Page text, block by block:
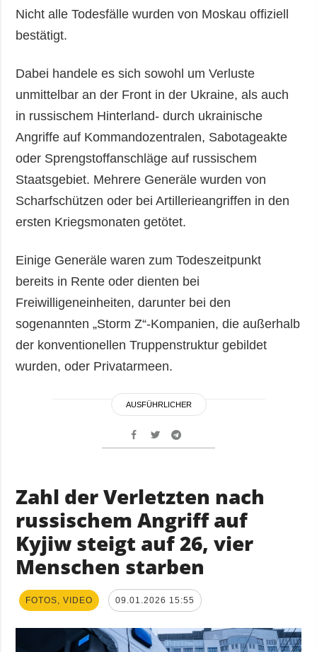
Nicht alle Todesfälle wurden von Moskau offiziell
bestätigt.
Dabei handele es sich sowohl um Verluste
unmittelbar an der Front in der Ukraine, als auch
in russischem Hinterland- durch ukrainische
Angriffe auf Kommandozentralen, Sabotageakte
oder Sprengstoffanschläge auf russischem
Staatsgebiet. Mehrere Generäle wurden von
Scharfschützen oder bei Artillerieangriffen in den
ersten Kriegsmonaten getötet.
Einige Generäle waren zum Todeszeitpunkt
bereits in Rente oder dienten bei
Freiwilligeneinheiten, darunter bei den
sogenannten „Storm Z“-Kompanien, die außerhalb
der konventionellen Truppenstruktur gebildet
wurden, oder Privatarmeen.
AUSFÜHRLICHER
Zahl der Verletzten nach
russischem Angriff auf
Kyjiw steigt auf 26, vier
Menschen starben
FOTOS, VIDEO 09.01.2026 15:55